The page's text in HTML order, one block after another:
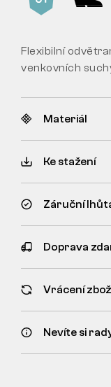
Flexibilní
venkovních
Materiál
Ke stažení
Záruční
Doprava
Vrácení
Nevíte si